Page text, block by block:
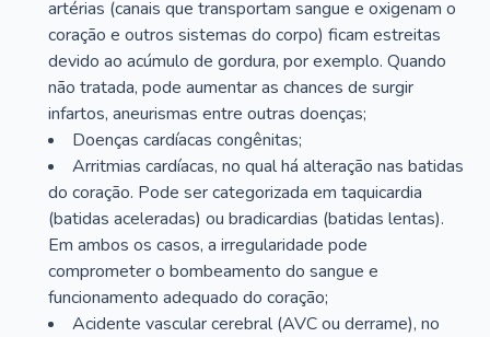
artérias (canais que transportam sangue e oxigenam o
coração e outros sistemas do corpo) ficam estreitas
devido ao acúmulo de gordura, por exemplo. Quando
não tratada, pode aumentar as chances de surgir
infartos, aneurismas entre outras doenças;
Doenças cardíacas congênitas;
Arritmias cardíacas, no qual há alteração nas batidas
do coração. Pode ser categorizada em taquicardia
(batidas aceleradas) ou bradicardias (batidas lentas).
Em ambos os casos, a irregularidade pode
comprometer o bombeamento do sangue e
funcionamento adequado do coração;
Acidente vascular cerebral (AVC ou derrame), no